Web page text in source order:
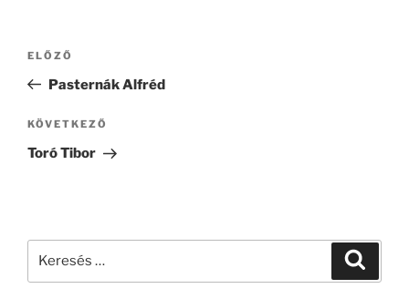
Bejegyzés
Korábbi
bejegyzés
ELŐZŐ
Pasternák Alfréd
Következő
bejegyzés
KÖVETKEZŐ
Toró Tibor